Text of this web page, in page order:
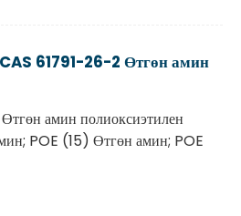
61791-26-2 Өтгөн амин
амин полиоксиэтилен
POE (15) Өтгөн амин; POE